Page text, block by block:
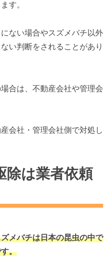
す。
ない場合やスズメバチ以外
い判断をされることがあり
合は、不動産会社や管理会
会社・管理会社側で対処し
除は業者依頼
メバチは日本の昆虫の中で
。